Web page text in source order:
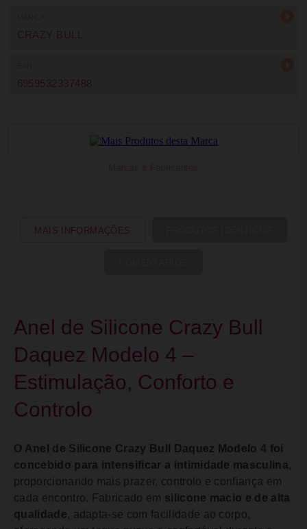
CRAZY BULL
6959532337488
MAIS INFORMAÇÕES
Anel de Silicone Crazy Bull
Daquez Modelo 4 –
Estimulação, Conforto e
Controlo
O Anel de Silicone Crazy Bull Daquez Modelo 4 foi
concebido para intensificar a intimidade masculina,
proporcionando mais prazer, controlo e confiança em
cada encontro. Fabricado em silicone macio e de alta
qualidade, adapta-se com facilidade ao corpo,